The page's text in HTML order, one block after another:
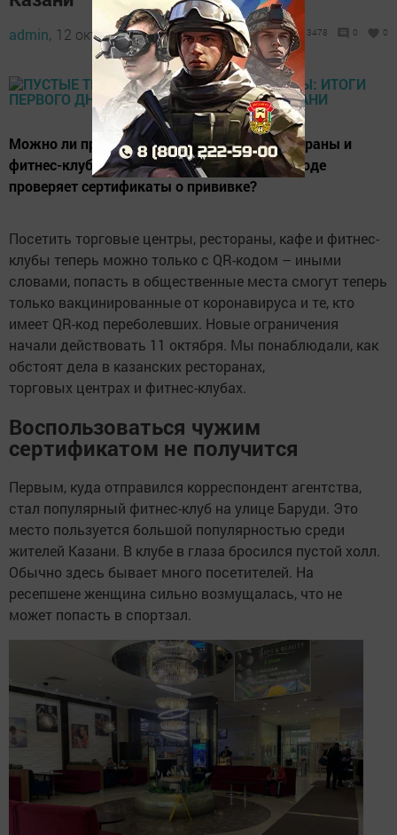
admin, 12 октября 2021 - 10:00 3478 0 0
Можно ли пройти в торговые центры, рестораны и
фитнес-клубы без QR-кода? Кто и как на входе
проверяет сертификаты о прививке?
Посетить торговые центры, рестораны, кафе и фитнес-
клубы теперь можно только с QR-кодом – иными
словами, попасть в общественные места смогут теперь
только вакцинированные от коронавируса и те, кто
имеет QR-код переболевших. Новые ограничения
начали действовать 11 октября. Мы понаблюдали, как
обстоят дела в казанских ресторанах,
торговых центрах и фитнес-клубах.
Воспользоваться чужим
сертификатом не получится
Первым, куда отправился корреспондент агентства,
стал популярный фитнес-клуб на улице Баруди. Это
место пользуется большой популярностью среди
жителей Казани. В клубе в глаза бросился пустой холл.
Обычно здесь бывает много посетителей. На
ресепшене женщина сильно возмущалась, что не
может попасть в спортзал.